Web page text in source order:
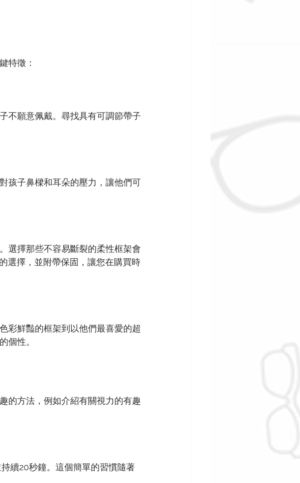
特徵：
不願意佩戴。尋找具有可調節帶子
孩子鼻樑和耳朵的壓力，讓他們可
選擇那些不容易斷裂的柔性框架會
選擇，並附帶保固，讓您在購買時
彩鮮豔的框架到以他們最喜愛的超
個性。
的方法，例如介紹有關視力的有趣
續20秒鐘。這個簡單的習慣隨著